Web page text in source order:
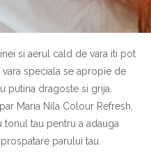
si aerul cald de vara iti pot
vara speciala se apropie de
putina dragoste si grija.
Maria Nila Colour Refresh,
tonul tau pentru a adauga
parului tau.